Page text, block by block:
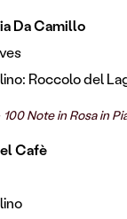
Da Camillo
Roccolo del
100 Note in Rosa in
Cafè